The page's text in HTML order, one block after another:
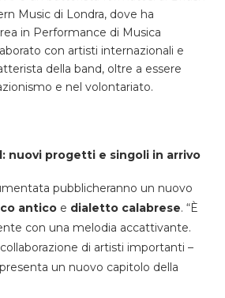
Music di Londra, dove ha
in Performance di Musica
con artisti internazionali e
della band, oltre a essere
e nel volontariato.
nuovi progetti e singoli in arrivo
pubblicheranno un nuovo
antico e dialetto calabrese. “È
con una melodia accattivante.
di artisti importanti –
un nuovo capitolo della